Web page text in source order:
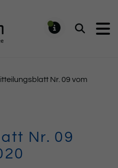
Suchen
Nr. 09 vom
Nr. 09